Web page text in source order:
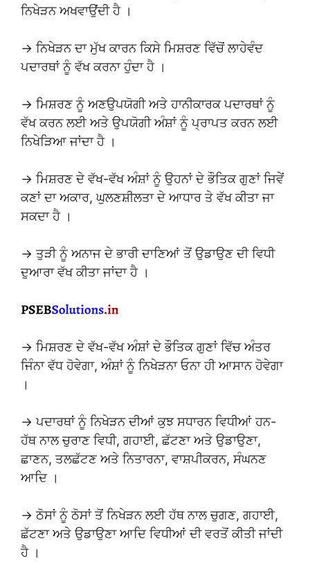
ਨਿਖੇੜਨ ਅਖਵਾਉਂਦੀ ਹੈ ।
→ ਨਿਖੇੜਨ ਦਾ ਮੁੱਖ ਕਾਰਨ ਕਿਸੇ ਮਿਸ਼ਰਣ ਵਿੱਚੋਂ ਲਾਹੇਵੰਦ
ਪਦਾਰਥਾਂ ਨੂੰ ਵੱਖ ਕਰਨਾ ਹੁੰਦਾ ਹੈ ।
→ ਮਿਸ਼ਰਣ ਨੂੰ ਅਣਉਪਯੋਗੀ ਅਤੇ ਹਾਨੀਕਾਰਕ ਪਦਾਰਥਾਂ ਨੂੰ
ਵੱਖ ਕਰਨ ਲਈ ਅਤੇ ਉਪਯੋਗੀ ਅੰਸ਼ਾਂ ਨੂੰ ਪ੍ਰਾਪਤ ਕਰਨ ਲਈ
ਨਿਖੇੜਿਆ ਜਾਂਦਾ ਹੈ ।
→ ਮਿਸ਼ਰਣ ਦੇ ਵੱਖ-ਵੱਖ ਅੰਸ਼ਾਂ ਨੂੰ ਉਹਨਾਂ ਦੇ ਭੌਤਿਕ ਗੁਣਾਂ ਜਿਵੇਂ
ਕਣਾਂ ਦਾ ਅਕਾਰ, ਘੁਲਣਸ਼ੀਲਤਾ ਦੇ ਆਧਾਰ ਤੇ ਵੱਖ ਕੀਤਾ ਜਾ
ਸਕਦਾ ਹੈ ।
→ ਤੁੜੀ ਨੂੰ ਅਨਾਜ ਦੇ ਭਾਰੀ ਦਾਣਿਆਂ ਤੋਂ ਉਡਾਉਣ ਦੀ ਵਿਧੀ
ਦੁਆਰਾ ਵੱਖ ਕੀਤਾ ਜਾਂਦਾ ਹੈ ।
→ ਮਿਸ਼ਰਣ ਦੇ ਵੱਖ-ਵੱਖ ਅੰਸ਼ਾਂ ਦੇ ਭੌਤਿਕ ਗੁਣਾਂ ਵਿੱਚ ਅੰਤਰ
ਜਿੰਨਾ ਵੱਧ ਹੋਵੇਗਾ, ਅੰਸ਼ਾਂ ਨੂੰ ਨਿਖੇੜਨਾ ਓਨਾ ਹੀ ਆਸਾਨ ਹੋਵੇਗਾ
।
→ ਪਦਾਰਥਾਂ ਨੂੰ ਨਿਖੇੜਨ ਦੀਆਂ ਕੁਝ ਸਧਾਰਨ ਵਿਧੀਆਂ ਹਨ-
ਹੱਥ ਨਾਲ ਚੁਰਾਣ ਵਿਧੀ, ਗਹਾਈ, ਛੱਟਣਾ ਅਤੇ ਉਡਾਉਣਾ,
ਛਾਣਨ, ਤਲਛੱਟਣ ਅਤੇ ਨਿਤਾਰਨਾ, ਵਾਸ਼ਪੀਕਰਨ, ਸੰਘਨਣ
ਆਦਿ ।
→ ਠੋਸਾਂ ਨੂੰ ਠੋਸਾਂ ਤੋਂ ਨਿਖੇੜਨ ਲਈ ਹੱਥ ਨਾਲ ਚੁਗਣ, ਗਹਾਈ,
ਛੱਟਣਾ ਅਤੇ ਉਡਾਉਣਾ ਆਦਿ ਵਿਧੀਆਂ ਦੀ ਵਰਤੋਂ ਕੀਤੀ ਜਾਂਦੀ
ਹੈ ।